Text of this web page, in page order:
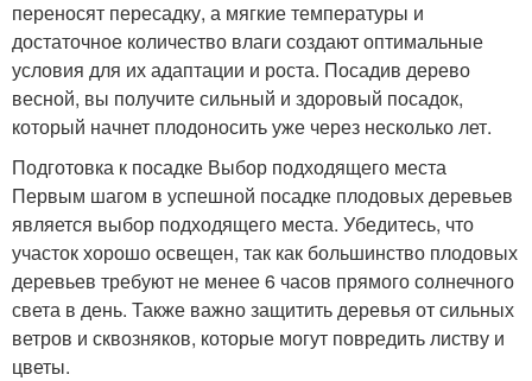
переносят пересадку, а мягкие температуры и
достаточное количество влаги создают оптимальные
условия для их адаптации и роста. Посадив дерево
весной, вы получите сильный и здоровый посадок,
который начнет плодоносить уже через несколько лет.
Подготовка к посадке Выбор подходящего места
Первым шагом в успешной посадке плодовых деревьев
является выбор подходящего места. Убедитесь, что
участок хорошо освещен, так как большинство плодовых
деревьев требуют не менее 6 часов прямого солнечного
света в день. Также важно защитить деревья от сильных
ветров и сквозняков, которые могут повредить листву и
цветы.